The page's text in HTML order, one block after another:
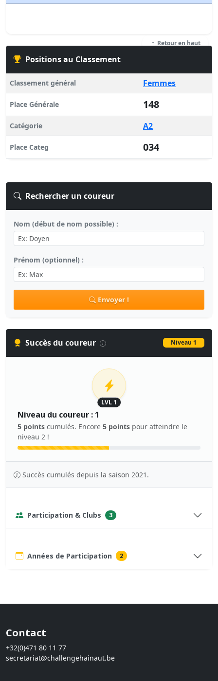
Retour en haut
Positions au Classement
Classement général Femmes
Place Générale 148
Catégorie A2
Place Categ 034
Rechercher un coureur
Nom (début de nom possible) :
Prénom (optionnel) :
Envoyer !
Succès du coureur Niveau 1
LVL 1
Niveau du coureur : 1
5 points cumulés. Encore 5 points pour atteindre le
niveau 2 !
Succès cumulés depuis la saison 2021.
Participation & Clubs 3
Années de Participation 2
Contact
+32(0)471 80 11 77
secretariat@challengehainaut.be